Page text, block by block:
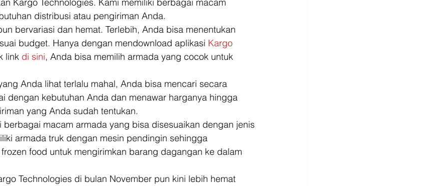
distribusi atau pengiriman Anda.
bervariasi dan hemat. Terlebih, Anda bisa menentukan
budget. Hanya dengan mendownload aplikasi Kargo
link di sini, Anda bisa memilih armada yang cocok untuk
Anda lihat terlalu mahal, Anda bisa mencari secara
dengan kebutuhan Anda dan menawar harganya hingga
yang Anda sudah tentukan.
berbagai macam armada yang bisa disesuaikan dengan jenis
armada truk dengan mesin pendingin sehingga
food untuk mengirimkan barang dagangan ke dalam
Technologies di bulan November pun kini lebih hemat